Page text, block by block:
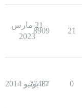
21
8909
21 مارس
2023
0
27487
17 يونيو 2014